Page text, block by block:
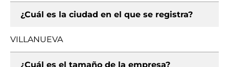
¿Cuál es la ciudad en el que se registra?
VILLANUEVA
¿Cuál es el tamaño de la empresa?